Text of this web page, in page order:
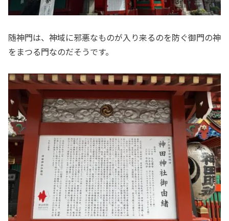
随神門は、神域に邪悪なものが入り来るのを防ぐ御門の神
をまつる門なのだそうです。